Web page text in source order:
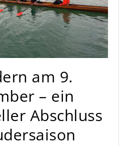
am 9.
– ein
Abschluss